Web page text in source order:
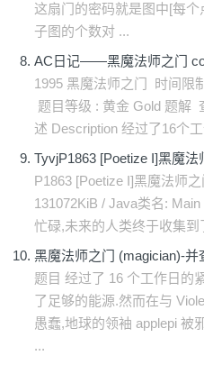
这扇门的密码就是图中[每
子图的个数对 ...
AC日记——黑魔法师之门
1995 黑魔法师之门 时间限
题目等级 : 黄金 Gold 题
述 Description 经过了16个
TyvjP1863 [Poetize I]黑魔法
P1863 [Poetize I]黑魔法师
131072KiB / Java类名:
忙碌,未来的人类终于收集到
黑魔法师之门 (magician)-并
题目 经过了 16 个工作日的
了足够的能源.然而在与
愚蠢,地球的领袖 applepi 被
...